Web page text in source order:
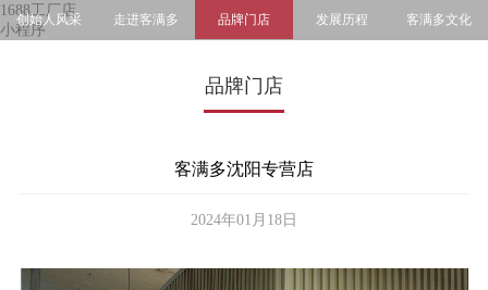
1688工厂店
小程序
创始人风采 走进客满多 品牌门店 发展历程 客满多文化
品牌门店
客满多沈阳专营店
2024年01月18日